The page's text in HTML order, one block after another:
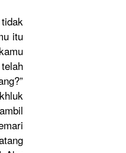
itu
”